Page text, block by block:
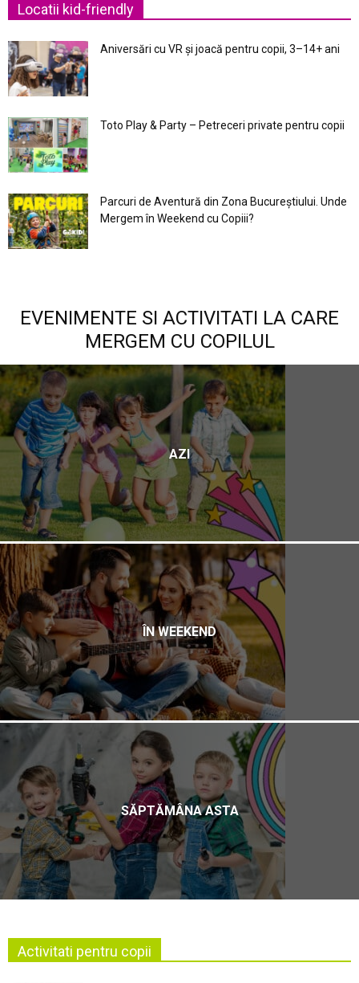
Locatii kid-friendly
Aniversări cu VR și joacă pentru copii, 3–14+ ani
Toto Play & Party – Petreceri private pentru copii
Parcuri de Aventură din Zona Bucureştiului. Unde
Mergem în Weekend cu Copiii?
EVENIMENTE SI ACTIVITATI LA CARE
MERGEM CU COPILUL
AZI
ÎN WEEKEND
SĂPTĂMÂNA ASTA
Activitati pentru copii